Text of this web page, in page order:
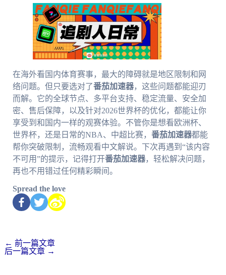
在海外看国内体育赛事，最大的障碍就是地区限制和网
络问题。但只要选对了番茄加速器，这些问题都能迎刃
而解。它的全球节点、多平台支持、稳定流量、安全加
密、售后保障，以及针对2026世界杯的优化，都能让你
享受到和国内一样的观赛体验。不管你是想看欧洲杯、
世界杯，还是日常的NBA、中超比赛， 番茄加速器都能
帮你突破限制，流畅观看中文解说。下次再遇到“该内容
不可用”的提示，记得打开番茄加速器，轻松解决问题，
再也不用错过任何精彩瞬间。
Spread the love
← 前一篇文章
后一篇文章 →